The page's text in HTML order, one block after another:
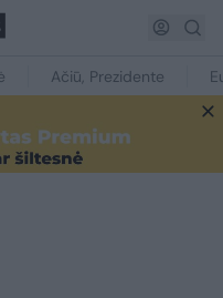
Ačiū, Prezidente